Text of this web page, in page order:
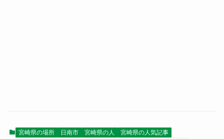
宮崎県の場所 日南市 宮崎県の人 宮崎県の人気記事